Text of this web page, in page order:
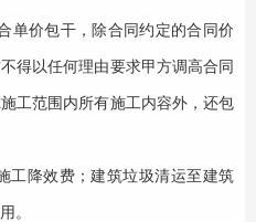
单价包干，除合同约定的合同价
得以任何理由要求甲方调高合同
工范围内所有施工内容外，还包
工降效费；建筑垃圾清运至建筑
。